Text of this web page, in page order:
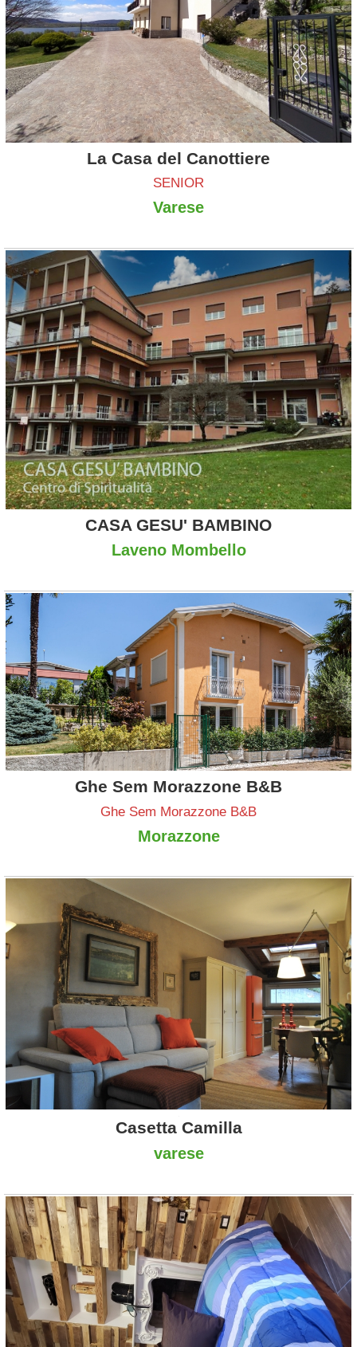
La Casa del Canottiere
SENIOR
Varese
CASA GESU' BAMBINO
Laveno Mombello
Ghe Sem Morazzone B&B
Ghe Sem Morazzone B&B
Morazzone
Casetta Camilla
varese